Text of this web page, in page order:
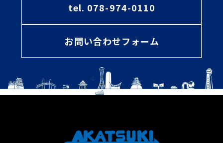
tel. 078-974-0110
お問い合わせフォーム